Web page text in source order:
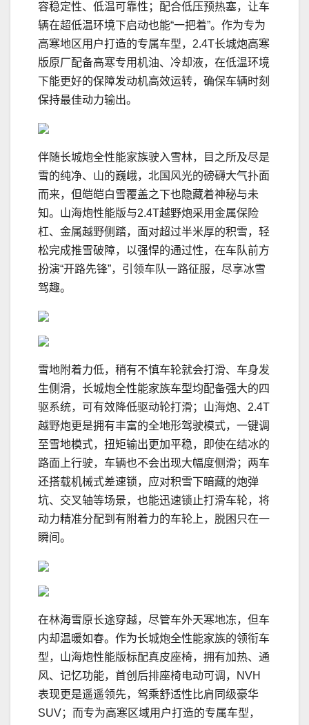
容稳定性、低温可靠性；配合低压预热塞，让车
辆在超低温环境下启动也能“一把着”。作为专为
高寒地区用户打造的专属车型，2.4T长城炮高寒
版原厂配备高寒专用机油、冷却液，在低温环境
下能更好的保障发动机高效运转，确保车辆时刻
保持最佳动力输出。
伴随长城炮全性能家族驶入雪林，目之所及尽是
雪的纯净、山的巍峨，北国风光的磅礴大气扑面
而来，但皑皑白雪覆盖之下也隐藏着神秘与未
知。山海炮性能版与2.4T越野炮采用金属保险
杠、金属越野侧踏，面对超过半米厚的积雪，轻
松完成推雪破障，以强悍的通过性，在车队前方
扮演“开路先锋”，引领车队一路征服，尽享冰雪
驾趣。
雪地附着力低，稍有不慎车轮就会打滑、车身发
生侧滑，长城炮全性能家族车型均配备强大的四
驱系统，可有效降低驱动轮打滑；山海炮、2.4T
越野炮更是拥有丰富的全地形驾驶模式，一键调
至雪地模式，扭矩输出更加平稳，即使在结冰的
路面上行驶，车辆也不会出现大幅度侧滑；两车
还搭载机械式差速锁，应对积雪下暗藏的炮弹
坑、交叉轴等场景，也能迅速锁止打滑车轮，将
动力精准分配到有附着力的车轮上，脱困只在一
瞬间。
在林海雪原长途穿越，尽管车外天寒地冻，但车
内却温暖如春。作为长城炮全性能家族的领衔车
型，山海炮性能版标配真皮座椅，拥有加热、通
风、记忆功能，首创后排座椅电动可调，NVH
表现更是遥遥领先，驾乘舒适性比肩同级豪华
SUV；而专为高寒区域用户打造的专属车型，